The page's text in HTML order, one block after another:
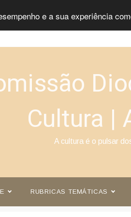
e a sua experiência
Cultura |
A cultura é o pulsar
RUBRICAS TEMÁTICAS